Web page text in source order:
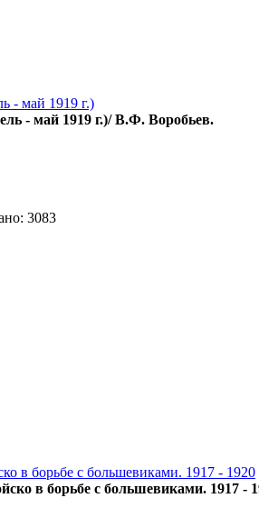
- май 1919 г.)
- май 1919 г.)/ В.Ф. Воробьев.
3083
в борьбе с большевиками. 1917 - 1920
в борьбе с большевиками. 1917 -